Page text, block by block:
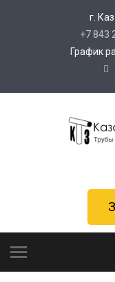
г.
+7 843
График